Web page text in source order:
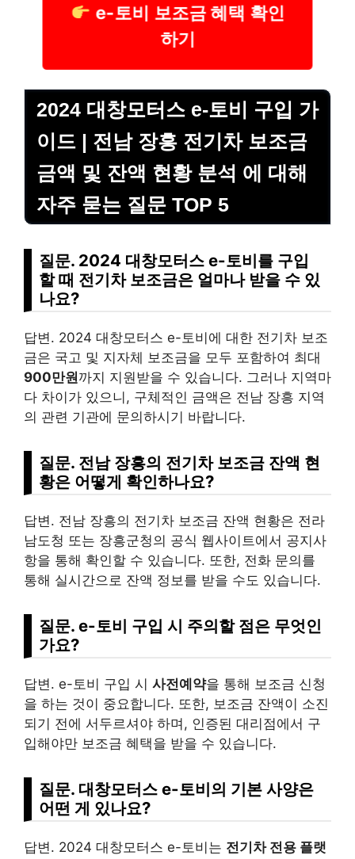
e-토비 보조금 혜택 확인
하기
2024 대창모터스 e-토비 구입 가
이드 | 전남 장흥 전기차 보조금
금액 및 잔액 현황 분석 에 대해
자주 묻는 질문 TOP 5
질문. 2024 대창모터스 e-토비를 구입
할 때 전기차 보조금은 얼마나 받을 수 있
나요?
답변. 2024 대창모터스 e-토비에 대한 전기차 보조
금은 국고 및 지자체 보조금을 모두 포함하여 최대
900만원까지 지원받을 수 있습니다. 그러나 지역마
다 차이가 있으니, 구체적인 금액은 전남 장흥 지역
의 관련 기관에 문의하시기 바랍니다.
질문. 전남 장흥의 전기차 보조금 잔액 현
황은 어떻게 확인하나요?
답변. 전남 장흥의 전기차 보조금 잔액 현황은 전라
남도청 또는 장흥군청의 공식 웹사이트에서 공지사
항을 통해 확인할 수 있습니다. 또한, 전화 문의를
통해 실시간으로 잔액 정보를 받을 수도 있습니다.
질문. e-토비 구입 시 주의할 점은 무엇인
가요?
답변. e-토비 구입 시 사전예약을 통해 보조금 신청
을 하는 것이 중요합니다. 또한, 보조금 잔액이 소진
되기 전에 서두르셔야 하며, 인증된 대리점에서 구
입해야만 보조금 혜택을 받을 수 있습니다.
질문. 대창모터스 e-토비의 기본 사양은
어떤 게 있나요?
답변. 2024 대창모터스 e-토비는 전기차 전용 플랫